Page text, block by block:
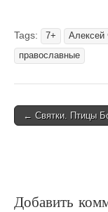
Tags: 7+ Алексей
православные
Post
← Святки. Птицы
Добавить